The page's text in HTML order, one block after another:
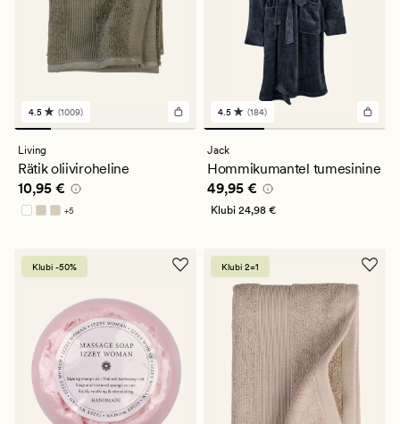
1009
arvustust
keskmise
hinnanguga
4.5
4.5 (1009)
Living
Rätik oliiviroheline
Pris_ee 10,95 €
10,95 €
+5
Saadaval rohkemates värvitoonides
184
arvustust
keskmise
hinnanguga
4.5
4.5 (184)
Jack
Hommikumantel tumesinine
Pris_ee 49,95 €
49,95 €
Klubi 24,98 €
Klubi -50% Klubi 2=1